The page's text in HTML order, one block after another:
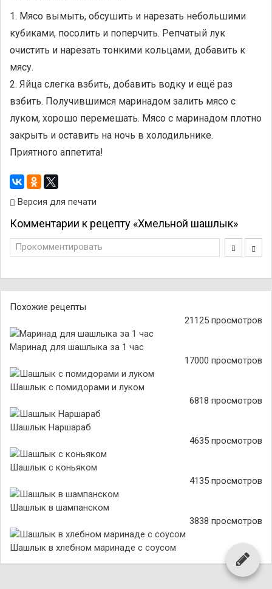
1. Мясо вымыть, обсушить и нарезать небольшими
кубиками, посолить и поперчить. Репчатый лук
очистить и нарезать тонкими кольцами, добавить к
мясу.
2. Яйца слегка взбить, добавить водку и ещё раз
взбить. Получившимся маринадом залить мясо с
луком, хорошо перемешать. Мясо с маринадом плотно
закрыть и оставить на ночь в холодильнике.
Приятного аппетита!
Версия для печати
Комментарии к рецепту «Хмельной шашлык»
Прокомментировать
Похожие рецепты
21125 просмотров
Маринад для шашлыка за 1 час
17000 просмотров
Шашлык с помидорами и луком
6818 просмотров
Шашлык Наршараб
4635 просмотров
Шашлык с коньяком
4135 просмотров
Шашлык в шампанском
3838 просмотров
Шашлык в хлебном маринаде с соусом